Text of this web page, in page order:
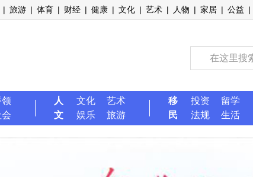
| 旅游 | 体育 | 财经 | 健康 | 文化 | 艺术 | 人物 | 家居 | 公益 |
人
文
文化
艺术
娱乐
旅游
移
民
投资
留学
法规
生活